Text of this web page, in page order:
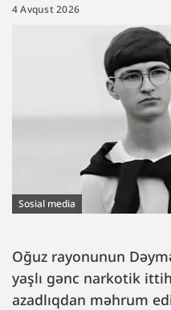
4 Avqust 2026
Sosial media
Oğuz rayonunun
yaşlı gənc narkotik
azadlıqdan məhrum